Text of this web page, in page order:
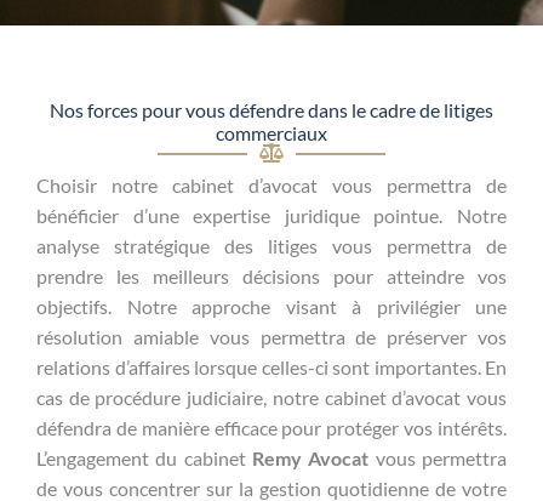
Nos forces pour vous défendre dans le cadre de litiges
commerciaux
Choisir notre cabinet d’avocat vous permettra de
bénéficier d’une expertise juridique pointue. Notre
analyse stratégique des litiges vous permettra de
prendre les meilleurs décisions pour atteindre vos
objectifs. Notre approche visant à privilégier une
résolution amiable vous permettra de préserver vos
relations d’affaires lorsque celles-ci sont importantes. En
cas de procédure judiciaire, notre cabinet d’avocat vous
défendra de manière efficace pour protéger vos intérêts.
L’engagement du cabinet Remy Avocat vous permettra
de vous concentrer sur la gestion quotidienne de votre